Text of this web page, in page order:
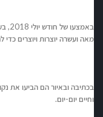
באמצעו
מאה ועשרה יוצרות ויוצרים כדי
בכתיבה ובאיור הם הביעו את
וחיים יום-יום.